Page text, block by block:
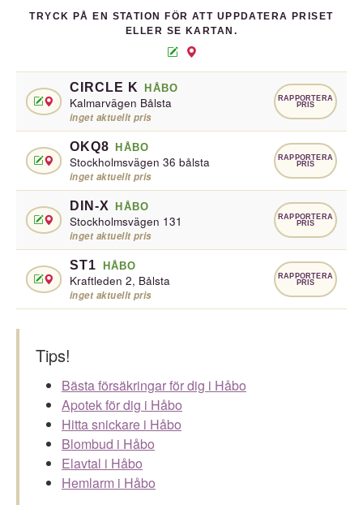
TRYCK PÅ EN STATION FÖR ATT UPPDATERA PRISET
ELLER SE KARTAN.
CIRCLE K HÅBO
Kalmarvägen Bålsta
inget aktuellt pris
RAPPORTERA
PRIS
OKQ8 HÅBO
Stockholmsvägen 36 bålsta
inget aktuellt pris
RAPPORTERA
PRIS
DIN-X HÅBO
Stockholmsvägen 131
inget aktuellt pris
RAPPORTERA
PRIS
ST1 HÅBO
Kraftleden 2, Bålsta
inget aktuellt pris
RAPPORTERA
PRIS
Tips!
Bästa försäkringar för dig i Håbo
Apotek för dig i Håbo
Hitta snickare i Håbo
Blombud i Håbo
Elavtal i Håbo
Hemlarm i Håbo